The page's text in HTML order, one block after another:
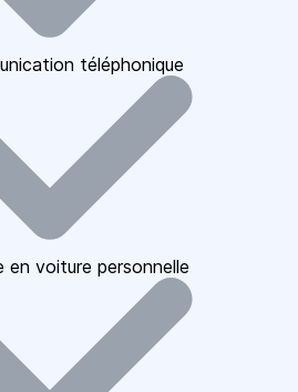
téléphonique
en voiture personnelle